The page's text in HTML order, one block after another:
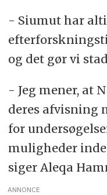
- Siumut har
og det gør vi
- Jeg mener, at
deres afvisning
for
muligheder
siger Aleqa
ANNONCE